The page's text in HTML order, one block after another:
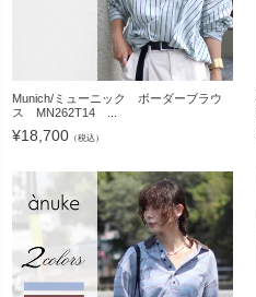
Munich/ミューニック ボーダーブラウ
ス MN262T14 ...
¥18,700 （税込）